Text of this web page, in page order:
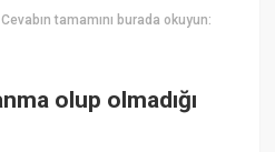
Cevabın tamamını burada okuyun:
olup olmadığı